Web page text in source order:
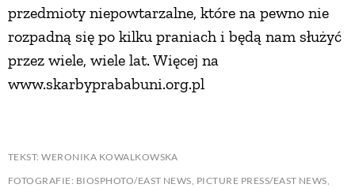
przedmioty niepowtarzalne, które na pewno nie
rozpadną się po kilku praniach i będą nam służyć
przez wiele, wiele lat. Więcej na
www.skarbyprababuni.org.pl
TEKST: WERONIKA KOWALKOWSKA
FOTOGRAFIE: BIOSPHOTO/EAST NEWS, PICTURE PRESS/EAST NEWS,